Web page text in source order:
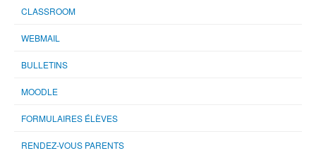
CLASSROOM
WEBMAIL
BULLETINS
MOODLE
FORMULAIRES ÉLÈVES
RENDEZ-VOUS PARENTS